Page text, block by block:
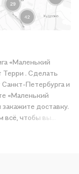
«Маленький
Терри . Сделать
Петербурга и
«Маленький
доставку.
всё, чтобы вы